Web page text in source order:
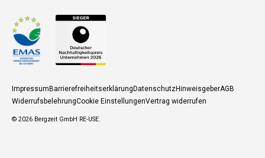
Zahlungsmethoden
ImpressumBarrierefreiheitserklärungDatenschutzHinweisgeberAGB
WiderrufsbelehrungCookie EinstellungenVertrag widerrufen
© 2026 Bergzeit GmbH RE-USE.